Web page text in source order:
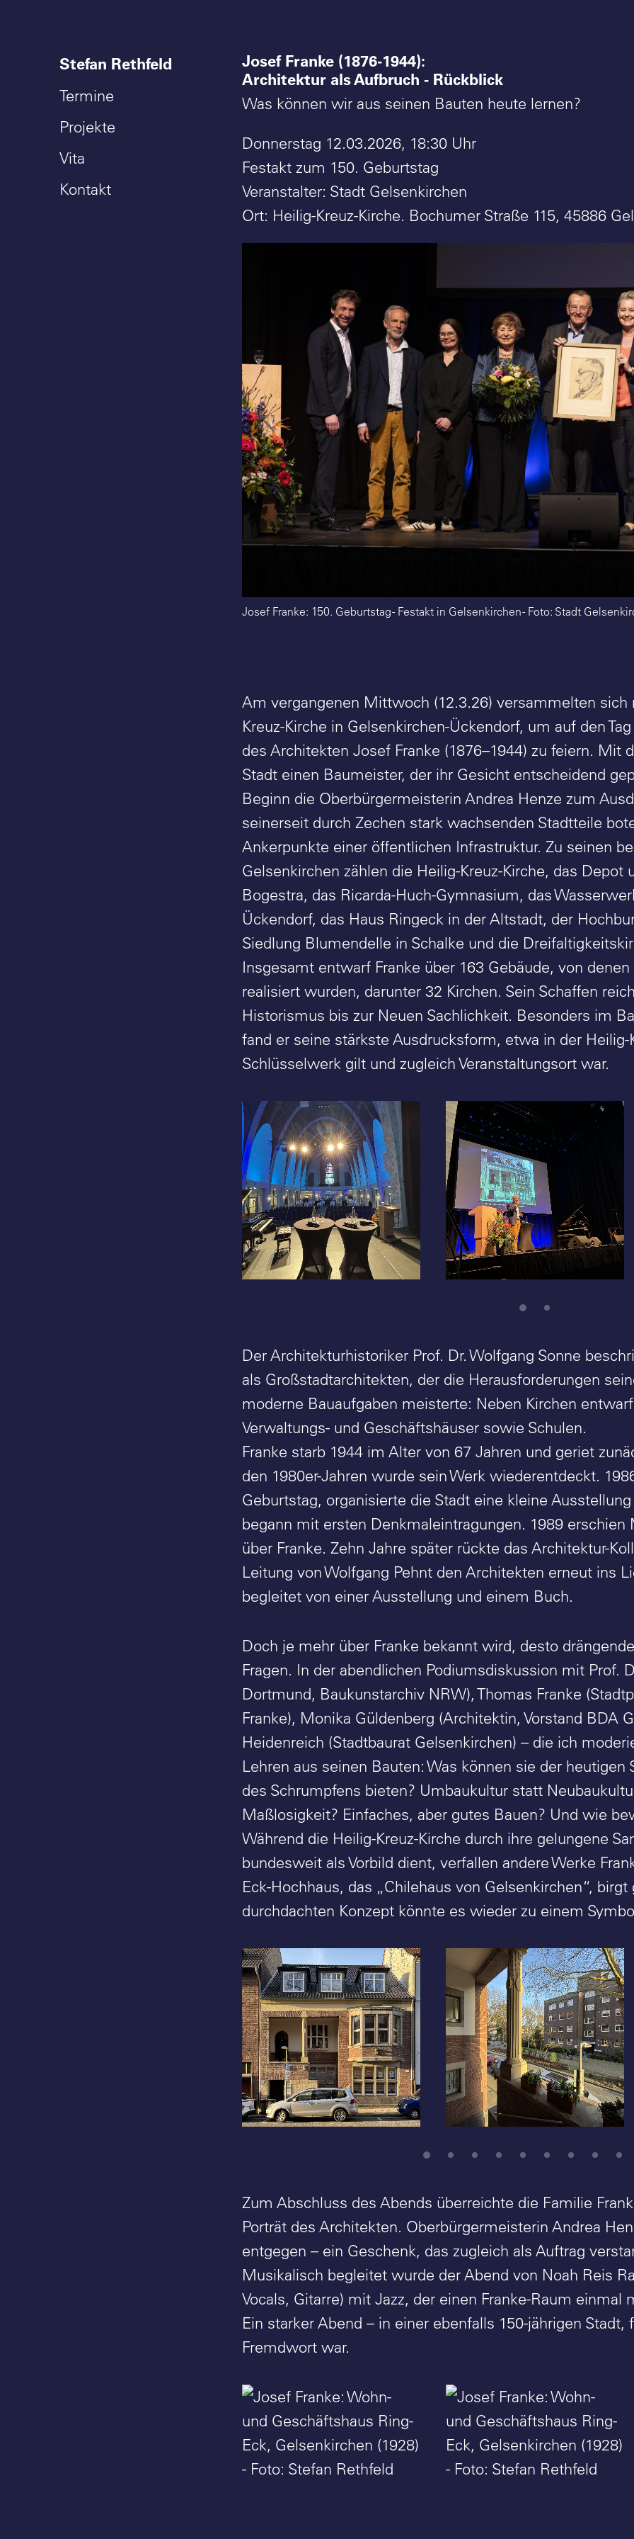
Stefan Rethfeld
Termine
Projekte
Vita
Kontakt
Josef Franke (1876-1944):
Architektur als Aufbruch - Rückblick
Was können wir aus seinen Bauten heute lernen?
Donnerstag 12.03.2026, 18:30 Uhr
Festakt zum 150. Geburtstag
Veranstalter: Stadt Gelsenkirchen
Ort: Heilig-Kreuz-Kirche. Bochumer Straße 115, 45886
Josef Franke: 150. Geburtstag - Festakt in Gelsenkirchen - Foto: Stadt
Am vergangenen Mittwoch (12.3.26) versammelten sich
Kreuz-Kirche in Gelsenkirchen-Ückendorf, um auf den
des Architekten Josef Franke (1876–1944) zu feiern. Mit
Stadt einen Baumeister, der ihr Gesicht entscheidend
Beginn die Oberbürgermeisterin Andrea Henze zum
seinerseit durch Zechen stark wachsenden Stadtteile
Ankerpunkte einer öffentlichen Infrastruktur. Zu seinen
Gelsenkirchen zählen die Heilig-Kreuz-Kirche, das Depot
Bogestra, das Ricarda-Huch-Gymnasium, das
Ückendorf, das Haus Ringeck in der Altstadt, der
Siedlung Blumendelle in Schalke und die
Insgesamt entwarf Franke über 163 Gebäude, von
realisiert wurden, darunter 32 Kirchen. Sein Schaffen
Historismus bis zur Neuen Sachlichkeit. Besonders im
fand er seine stärkste Ausdrucksform, etwa in der Heilig-
Schlüsselwerk gilt und zugleich Veranstaltungsort war.
Josef Franke: 150.
Geburtstag - Festakt in
Gelsenkirchen - Vortrag
Prof. Dr. Wolfgang Sonne -
Foto: Stefan Rethfeld
Der Architekturhistoriker Prof. Dr. Wolfgang Sonne
als Großstadtarchitekten, der die Herausforderungen
moderne Bauaufgaben meisterte: Neben Kirchen
Verwaltungs- und Geschäftshäuser sowie Schulen.
Franke starb 1944 im Alter von 67 Jahren und geriet
den 1980er-Jahren wurde sein Werk wiederentdeckt.
Geburtstag, organisierte die Stadt eine kleine
begann mit ersten Denkmaleintragungen. 1989 erschien
über Franke. Zehn Jahre später rückte das Architektur-
Leitung von Wolfgang Pehnt den Architekten erneut ins
begleitet von einer Ausstellung und einem Buch.
Doch je mehr über Franke bekannt wird, desto
Fragen. In der abendlichen Podiumsdiskussion mit Prof.
Dortmund, Baukunstarchiv NRW), Thomas Franke
Franke), Monika Güldenberg (Architektin, Vorstand BDA
Heidenreich (Stadtbaurat Gelsenkirchen) – die ich
Lehren aus seinen Bauten: Was können sie der
des Schrumpfens bieten? Umbaukultur statt
Maßlosigkeit? Einfaches, aber gutes Bauen? Und wie
Während die Heilig-Kreuz-Kirche durch ihre gelungene
bundesweit als Vorbild dient, verfallen andere Werke
Eck-Hochhaus, das „Chilehaus von Gelsenkirchen“,
durchdachten Konzept könnte es wieder zu einem
Josef Franke: Wohnhaus
Josef Franke,
Gelsenkirchen (1909-
1910) - Foto: Stefan
Rethfeld
Josef Franke: Wohnhaus
Josef Franke,
Gelsenkirchen (1909-
1910) - Foto: Stefan
Rethfeld
Zum Abschluss des Abends überreichte die Familie
Porträt des Architekten. Oberbürgermeisterin Andrea
entgegen – ein Geschenk, das zugleich als Auftrag
Musikalisch begleitet wurde der Abend von Noah Reis
Vocals, Gitarre) mit Jazz, der einen Franke-Raum einmal
Ein starker Abend – in einer ebenfalls 150-jährigen Stadt,
Fremdwort war.
Josef Franke: Wohn- und
Geschäftshaus Ring-Eck,
Josef Franke: Wohn- und
Geschäftshaus Ring-Eck,